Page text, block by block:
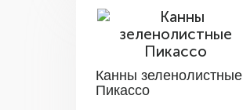
Канны зеленолистные
Пикассо